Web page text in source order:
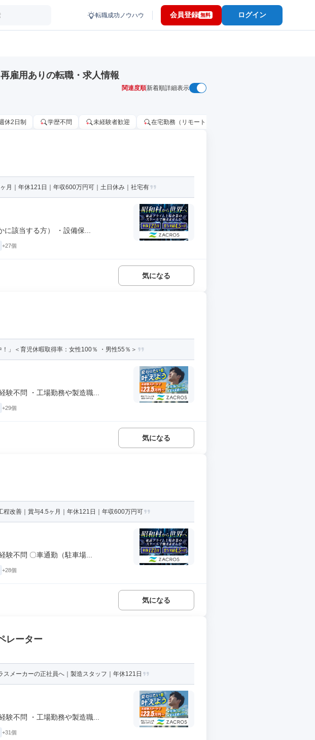
転職成功ノウハウ 会員登録 無料 ログイン
雇用ありの転職・求人情報
関連度順新着順詳細表示
休2日制 学歴不問 未経験者歓迎 在宅勤務（リモートワーク）OK
月｜年休121日｜年収600万円可｜土日休み｜社宅有
該当する方） ・設備保...
+27個
気になる
」＜育児休暇取得率：女性100％ ・男性55％＞
験不問 ・工場勤務や製造職...
+29個
気になる
程改善｜賞与4.5ヶ月｜年休121日｜年収600万円可
験不問 〇車通勤（駐車場...
+28個
気になる
レーター
スメーカーの正社員へ｜製造スタッフ｜年休121日
験不問 ・工場勤務や製造職...
+31個